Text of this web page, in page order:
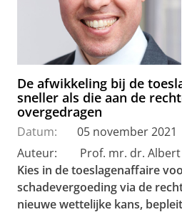
De afwikkeling bij de
sneller als die aan de
overgedragen
Datum:
05 november 2021
Auteur: Prof. mr. dr. Albert
Kies in de toeslagenaffaire
schadevergoeding via de
nieuwe wettelijke kans,